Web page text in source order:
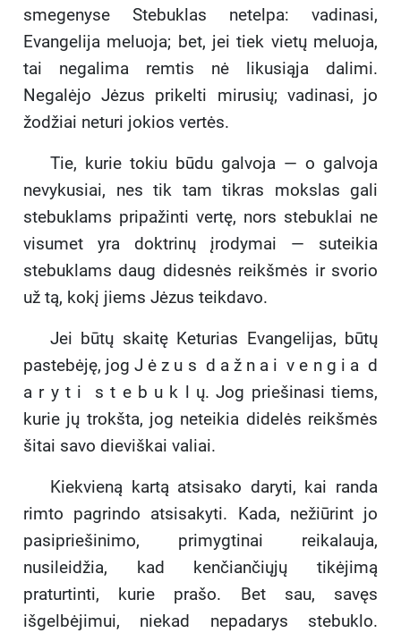
smegenyse Stebuklas netelpa: vadinasi,
Evangelija meluoja; bet, jei tiek vietų meluoja,
tai negalima remtis nė likusiąja dalimi.
Negalėjo Jėzus prikelti mirusių; vadinasi, jo
žodžiai neturi jokios vertės.
Tie, kurie tokiu būdu galvoja — o galvoja
nevykusiai, nes tik tam tikras mokslas gali
stebuklams pripažinti vertę, nors stebuklai ne
visumet yra doktrinų įrodymai — suteikia
stebuklams daug didesnės reikšmės ir svorio
už tą, kokį jiems Jėzus teikdavo.
Jei būtų skaitę Keturias Evangelijas, būtų
pastebėję, jog J ė z u s d a ž n a i v e n g i a d
a r y t i s t e b u k l ų. Jog priešinasi tiems,
kurie jų trokšta, jog neteikia didelės reikšmės
šitai savo dieviškai valiai.
Kiekvieną kartą atsisako daryti, kai randa
rimto pagrindo atsisakyti. Kada, nežiūrint jo
pasipriešinimo, primygtinai reikalauja,
nusileidžia, kad kenčiančiųjų tikėjimą
praturtinti, kurie prašo. Bet sau, savęs
išgelbėjimui, niekad nepadarys stebuklo.